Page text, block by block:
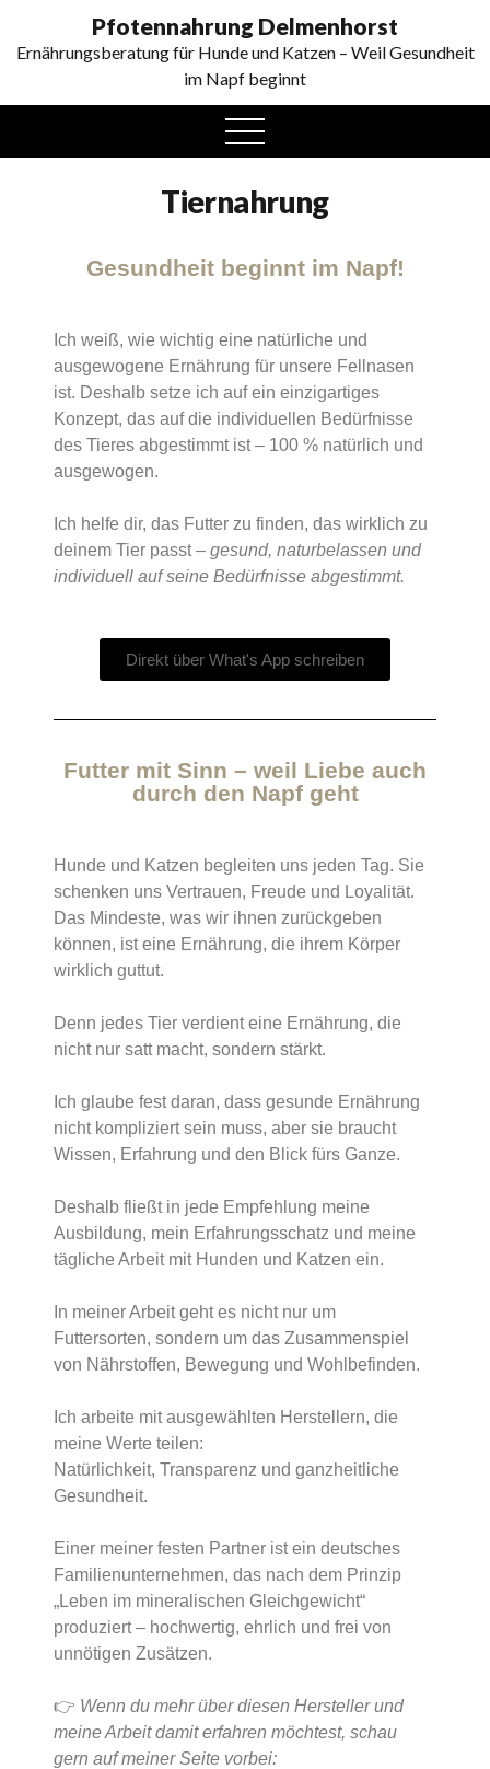
Pfotennahrung Delmenhorst
Ernährungsberatung für Hunde und Katzen – Weil Gesundheit
im Napf beginnt
Tiernahrung
Gesundheit beginnt im Napf!
Ich weiß, wie wichtig eine natürliche und
ausgewogene Ernährung für unsere Fellnasen
ist. Deshalb setze ich auf ein einzigartiges
Konzept, das auf die individuellen Bedürfnisse
des Tieres abgestimmt ist – 100 % natürlich und
ausgewogen.
Ich helfe dir, das Futter zu finden, das wirklich zu
deinem Tier passt –gesund, naturbelassen und
individuell auf seine Bedürfnisse abgestimmt.
Direkt über What's App schreiben
Futter mit Sinn – weil Liebe auch
durch den Napf geht
Hunde und Katzen begleiten uns jeden Tag. Sie
schenken uns Vertrauen, Freude und Loyalität.
Das Mindeste, was wir ihnen zurückgeben
können, ist eine Ernährung, die ihrem Körper
wirklich guttut.
Denn jedes Tier verdient eine Ernährung, die
nicht nur satt macht, sondern stärkt.
Ich glaube fest daran, dass gesunde Ernährung
nicht kompliziert sein muss, aber sie braucht
Wissen, Erfahrung und den Blick fürs Ganze.
Deshalb fließt in jede Empfehlung meine
Ausbildung, mein Erfahrungsschatz und meine
tägliche Arbeit mit Hunden und Katzen ein.
In meiner Arbeit geht es nicht nur um
Futtersorten, sondern um das Zusammenspiel
von Nährstoffen, Bewegung und Wohlbefinden.
Ich arbeite mit ausgewählten Herstellern, die
meine Werte teilen:
Natürlichkeit, Transparenz und ganzheitliche
Gesundheit.
Einer meiner festen Partner ist ein deutsches
Familienunternehmen, das nach dem Prinzip
„Leben im mineralischen Gleichgewicht“
produziert – hochwertig, ehrlich und frei von
unnötigen Zusätzen.
👉 Wenn du mehr über diesen Hersteller und
meine Arbeit damit erfahren möchtest, schau
gern auf meiner Seite vorbei: